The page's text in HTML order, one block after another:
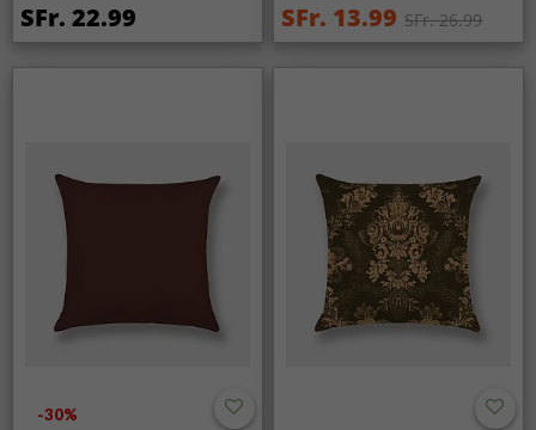
SFr. 22.99 SFr. 13.99 SFr. 26.99
-30%